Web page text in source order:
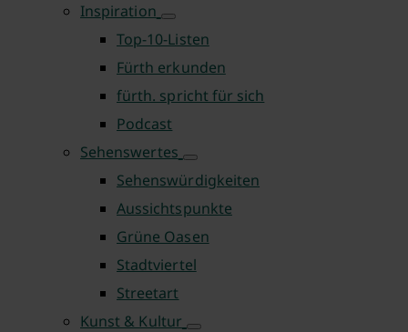
Inspiration
Top-10-Listen
Fürth erkunden
fürth. spricht für sich
Podcast
Sehenswertes
Sehenswürdigkeiten
Aussichtspunkte
Grüne Oasen
Stadtviertel
Streetart
Kunst & Kultur